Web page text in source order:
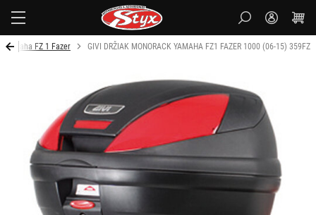
Yamaha FZ 1 Fazer GIVI DRŽIAK MONORACK YAMAHA FZ1 FAZER 1000 (06-15) 359FZ